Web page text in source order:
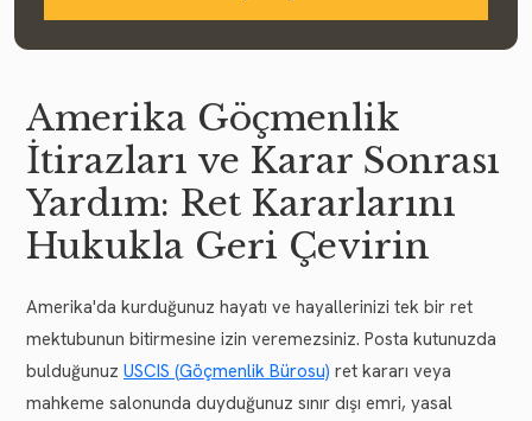
Amerika Göçmenlik
İtirazları ve Karar Sonrası
Yardım: Ret Kararlarını
Hukukla Geri Çevirin
Amerika'da kurduğunuz hayatı ve hayallerinizi tek bir ret
mektubunun bitirmesine izin veremezsiniz. Posta kutunuzda
bulduğunuz USCIS (Göçmenlik Bürosu) ret kararı veya
mahkeme salonunda duyduğunuz sınır dışı emri, yasal